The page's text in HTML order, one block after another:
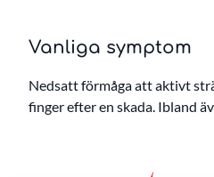
Vanliga symptom
Nedsatt förmåga att aktivt
finger efter en skada. Ibland